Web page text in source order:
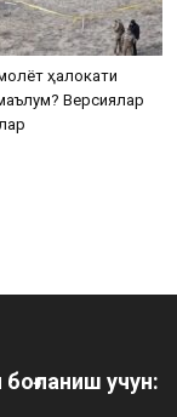
ҳалокати
Версиялар
учун: